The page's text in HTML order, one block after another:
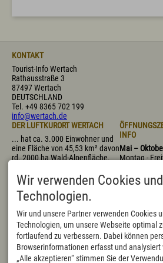
KONTAKT
Tourist-Info Wertach
Rathausstraße 3
87497 Wertach
DEUTSCHLAND
Tel. +49 8365 702 199
info@wertach.de
DER LUFTKURORT WERTACH
... hat ca. 3.000 Einwohner und
eine Fläche von 45,53 km² davon
rd. 2000 ha Wald-Alpenfläche.
"Wertacher Hörnle") über dem
Meeresspiegel ist Wertach der
höchstgelegene Marktflecken
INFO
Mai –
Montag -
Samstag:
Uhr
Freitag:
nachmittags
Samstag
die
Wir verwenden Cookies
Technologien.
Wir und unsere Partner verwenden Cookies
Technologien, um unsere Webseite optimal
fortlaufend zu verbessern. Dabei können
Browserinformationen erfasst und
„Alle akzeptieren“ stimmen Sie der